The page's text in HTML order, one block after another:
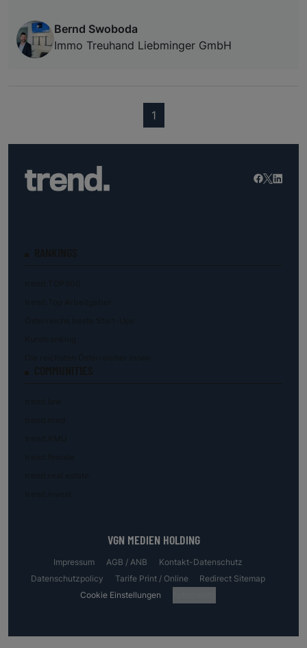
Bernd Swoboda
Immo Treuhand Liebminger GmbH
1(current)
VGN MEDIEN HOLDING
Impressum AGB / ANB
Kontakt-Datenschutz
Datenschutzpolicy
Tarife Print / Online
Redirect Sitemap
Cookie Einstellungen